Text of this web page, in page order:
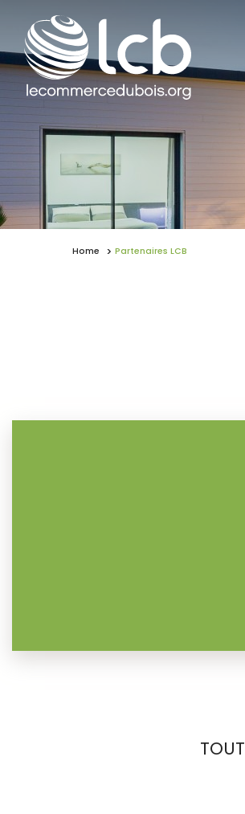
Home Partenaires LCB
TOUT